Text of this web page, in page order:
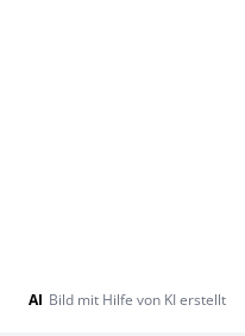
1 bis 5 von 5.
AI Bild mit Hilfe von KI erstellt